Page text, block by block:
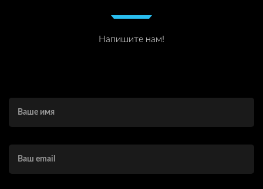
Напишите нам!